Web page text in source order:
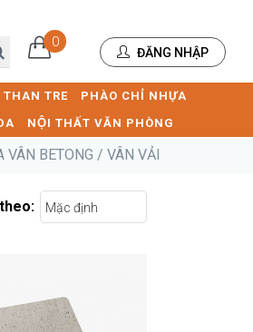
0
ĐĂNG NHẬP
THAN TRE
PHÀO CHỈ NHỰA
NỘI THẤT VĂN PHÒNG
BETONG / VÂN VẢI
Mặc định